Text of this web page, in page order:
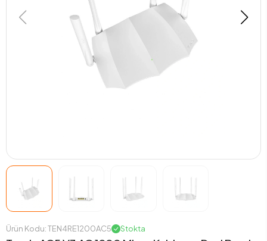
Ürün Kodu: TEN4RE1200AC5 Stokta